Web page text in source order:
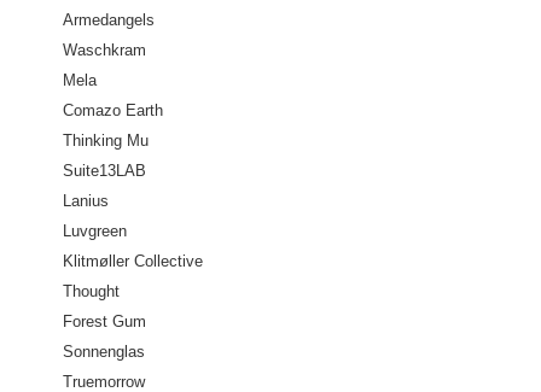
Armedangels
Waschkram
Mela
Comazo Earth
Thinking Mu
Suite13LAB
Lanius
Luvgreen
Klitmøller Collective
Thought
Forest Gum
Sonnenglas
Truemorrow